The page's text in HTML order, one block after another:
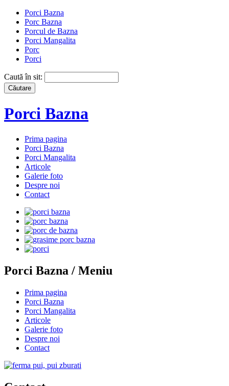
Porci Bazna
Porc Bazna
Porcul de Bazna
Porci Mangalita
Porc
Porci
Caută în sit:
Porci Bazna
Prima pagina
Porci Bazna
Porci Mangalita
Articole
Galerie foto
Despre noi
Contact
Porci Bazna / Meniu
Prima pagina
Porci Bazna
Porci Mangalita
Articole
Galerie foto
Despre noi
Contact